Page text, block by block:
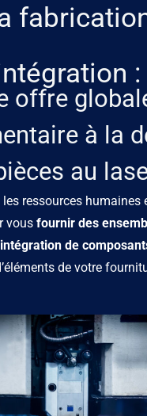
:
offre
à la
au
ressources humaines
vous fournir des
de
de votre